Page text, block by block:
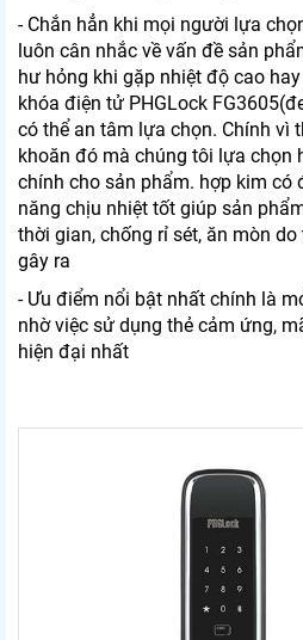
- Chắn hẳn khi mọi người lựa
luôn cân nhắc về vấn đề sản
hư hỏng khi gặp nhiệt độ cao
khóa điện tử PHGLock
có thể an tâm lựa chọn. Chính vì
khoăn đó mà chúng tôi lựa chọn
chính cho sản phẩm. hợp kim có
năng chịu nhiệt tốt giúp sản
thời gian, chống rỉ sét, ăn mòn
gây ra
- Ưu điểm nổi bật nhất chính là
nhờ việc sử dụng thẻ cảm ứng,
hiện đại nhất